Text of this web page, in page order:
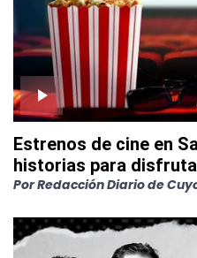
Estrenos de cine en
historias para
PorRedacción Diario de